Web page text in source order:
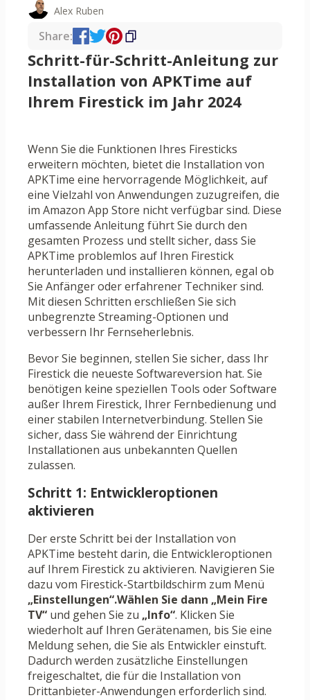
Alex Ruben
Share:
Schritt-für-Schritt-Anleitung zur
Installation von APKTime auf
Ihrem Firestick im Jahr 2024
Wenn Sie die Funktionen Ihres Firesticks
erweitern möchten, bietet die Installation von
APKTime eine hervorragende Möglichkeit, auf
eine Vielzahl von Anwendungen zuzugreifen, die
im Amazon App Store nicht verfügbar sind. Diese
umfassende Anleitung führt Sie durch den
gesamten Prozess und stellt sicher, dass Sie
APKTime problemlos auf Ihren Firestick
herunterladen und installieren können, egal ob
Sie Anfänger oder erfahrener Techniker sind.
Mit diesen Schritten erschließen Sie sich
unbegrenzte Streaming-Optionen und
verbessern Ihr Fernseherlebnis.
Bevor Sie beginnen, stellen Sie sicher, dass Ihr
Firestick die neueste Softwareversion hat. Sie
benötigen keine speziellen Tools oder Software
außer Ihrem Firestick, Ihrer Fernbedienung und
einer stabilen Internetverbindung. Stellen Sie
sicher, dass Sie während der Einrichtung
Installationen aus unbekannten Quellen
zulassen.
Schritt 1: Entwickleroptionen
aktivieren
Der erste Schritt bei der Installation von
APKTime besteht darin, die Entwickleroptionen
auf Ihrem Firestick zu aktivieren. Navigieren Sie
dazu vom Firestick-Startbildschirm zum Menü
„Einstellungen“.Wählen Sie dann „Mein Fire
TV“ und gehen Sie zu „Info“. Klicken Sie
wiederholt auf Ihren Gerätenamen, bis Sie eine
Meldung sehen, die Sie als Entwickler einstuft.
Dadurch werden zusätzliche Einstellungen
freigeschaltet, die für die Installation von
Drittanbieter-Anwendungen erforderlich sind.